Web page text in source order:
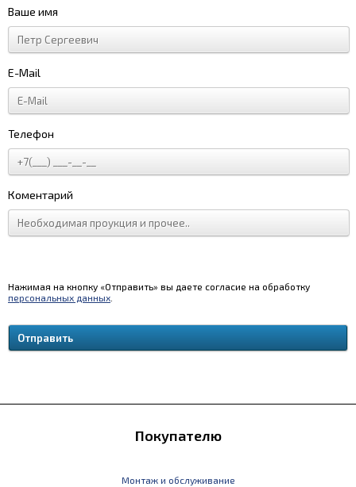
Ваше имя
E-Mail
Телефон
Коментарий
Нажимая на кнопку «Отправить» вы даете согласие на обработку
персональных данных
Покупателю
Монтаж и обслуживание